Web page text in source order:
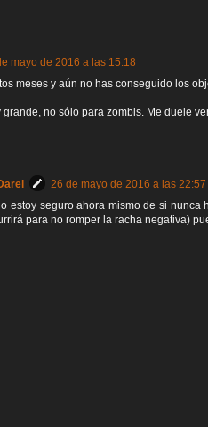
mayo de 2016 a las 15:18
meses y aún no has conseguido los
grande, no sólo para zombis. Me duele
26 de mayo de 2016 a las 22:57
estoy seguro ahora mismo de si nunca
para no romper la racha negativa)